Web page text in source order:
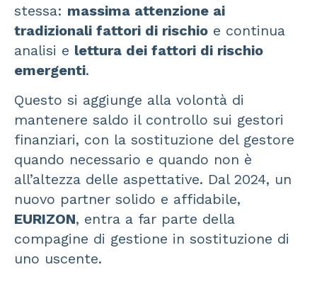
stessa: massima attenzione ai
tradizionali fattori di rischio e continua
analisi e lettura dei fattori di rischio
emergenti.
Questo si aggiunge alla volontà di
mantenere saldo il controllo sui gestori
finanziari, con la sostituzione del gestore
quando necessario e quando non è
all’altezza delle aspettative. Dal 2024, un
nuovo partner solido e affidabile,
EURIZON, entra a far parte della
compagine di gestione in sostituzione di
uno uscente.